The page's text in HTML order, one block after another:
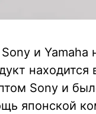
и
находится
Sony и
японской